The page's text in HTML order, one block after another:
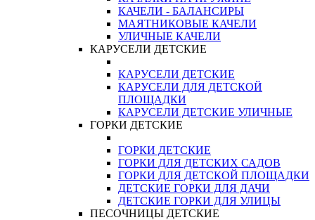
КАЧЕЛИ - БАЛАНСИРЫ
МАЯТНИКОВЫЕ КАЧЕЛИ
УЛИЧНЫЕ КАЧЕЛИ
КАРУСЕЛИ ДЕТСКИЕ
КАРУСЕЛИ ДЕТСКИЕ
КАРУСЕЛИ ДЛЯ ДЕТСКОЙ
ПЛОЩАДКИ
КАРУСЕЛИ ДЕТСКИЕ УЛИЧНЫЕ
ГОРКИ ДЕТСКИЕ
ГОРКИ ДЕТСКИЕ
ГОРКИ ДЛЯ ДЕТСКИХ САДОВ
ГОРКИ ДЛЯ ДЕТСКОЙ ПЛОЩАДКИ
ДЕТСКИЕ ГОРКИ ДЛЯ ДАЧИ
ДЕТСКИЕ ГОРКИ ДЛЯ УЛИЦЫ
ПЕСОЧНИЦЫ ДЕТСКИЕ